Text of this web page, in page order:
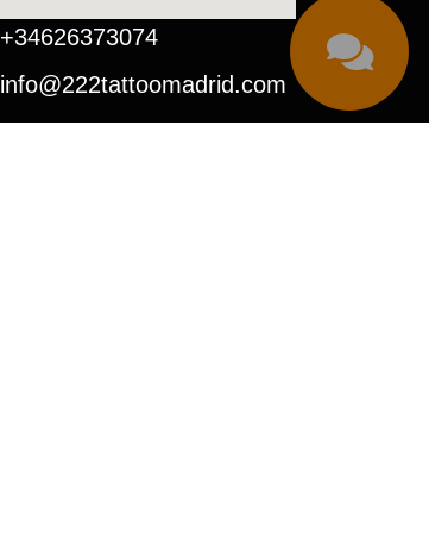
+34626373074
info@222tattoomadrid.com